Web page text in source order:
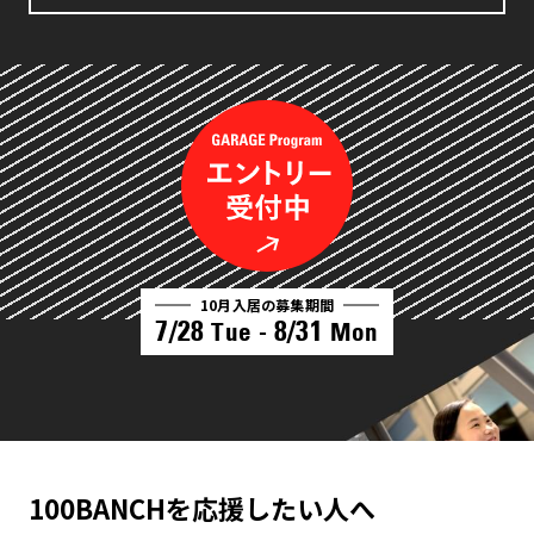
10月入居の募集期間
7/28 Tue - 8/31 Mon
100BANCHを応援したい人へ